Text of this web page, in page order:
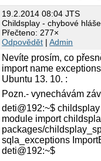
19.2.2014 08:04 JTS
Childsplay - chybové
Přečteno: 277×
Odpovědět |Admin
Nevíte prosím, co
import name
Ubuntu 13. 10. :
Pozn.- vynechávám
deti@192:~$
module import
packages/
sqla_exceptions
deti@192:~$